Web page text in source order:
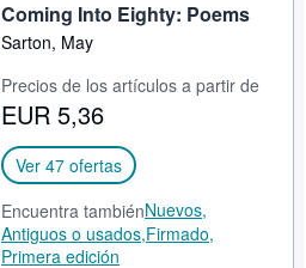
Coming Into Eighty: Poems
Sarton, May
Precios de los artículos a partir de
EUR 5,36
Ver 47 ofertas
Encuentra tambiénNuevos,
Antiguos o usados,Firmado,
Primera edición